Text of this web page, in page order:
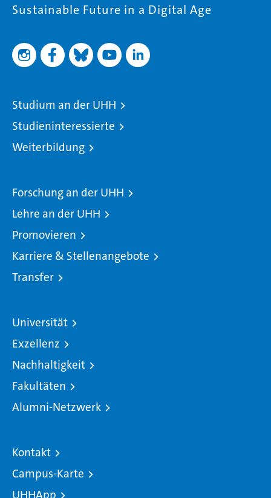
Sustainable Future in a Digital Age
Studium an der UHH
Studieninteressierte
Weiterbildung
Forschung an der UHH
Lehre an der UHH
Promovieren
Karriere & Stellenangebote
Transfer
Universität
Exzellenz
Nachhaltigkeit
Fakultäten
Alumni-Netzwerk
Kontakt
Campus-Karte
UHHApp